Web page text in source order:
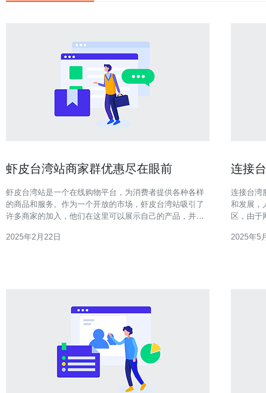
虾皮台湾站商家群优惠尽在眼前
虾皮台湾站是一个在线购物平台，为消费者提供各种各样
的商品和服务。作为一个开放的市场，虾皮台湾站吸引了
许多商家的加入，他们在这里可以展示自己的产品，并与
受到各种各样的优惠活动，让他们的购物更加实惠。 虾皮
2025年2月22日
连接
连接台湾服务
和发展，
区，由于
的有效途
2025年5